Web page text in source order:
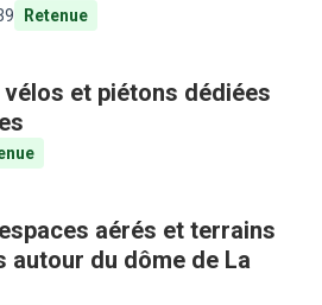
Retenue
et piétons dédiées
aérés et terrains
du dôme de La